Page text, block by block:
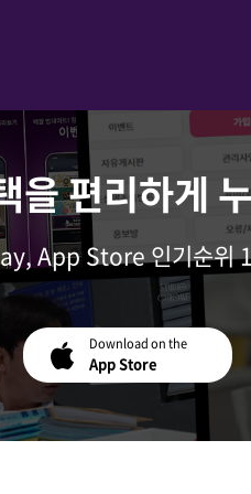
을 편리하게
App Store 인기순위
Download on the
App Store